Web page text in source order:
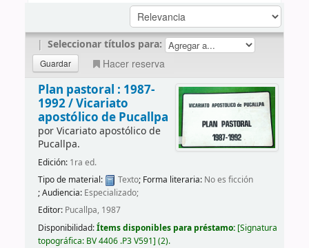
| Seleccionar títulos para:
Hacer reserva
Plan pastoral : 1987-
1992 /Vicariato
apostólico de Pucallpa
porVicariato apostólico de
Pucallpa.
Edición: 1ra ed.
Tipo de material:
Texto; Forma literaria: No es ficción
; Audiencia: Especializado;
Editor: Pucallpa, 1987
Disponibilidad:Ítems disponibles para préstamo: Signatura
topográfica: BV 4406 .P3 V591 (2).